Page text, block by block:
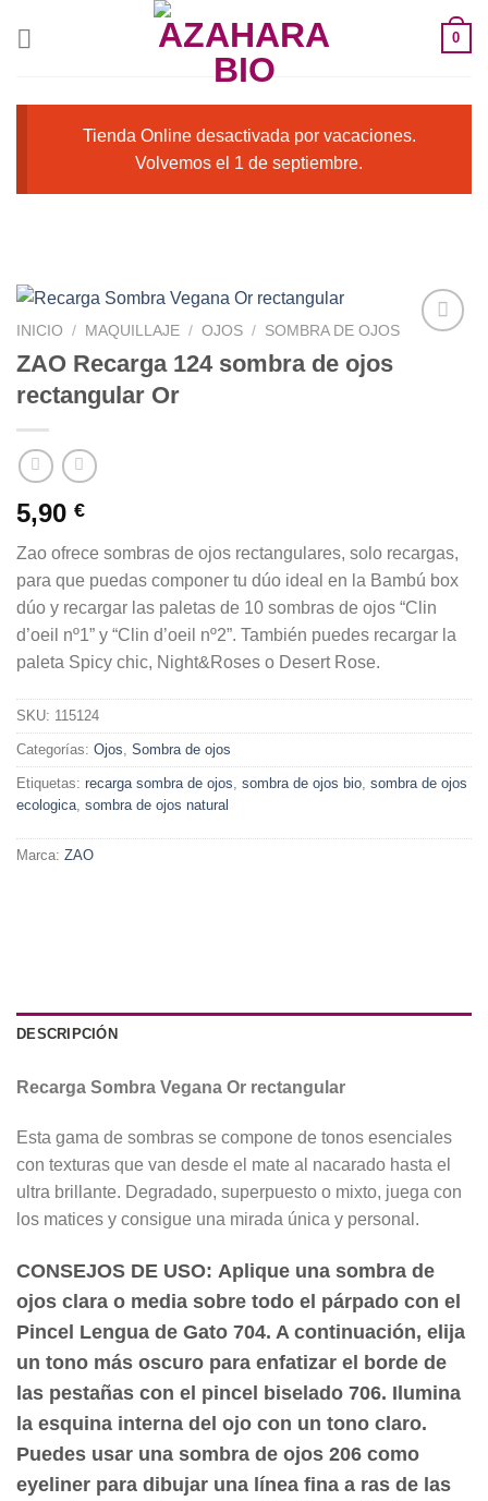
0
Tienda Online desactivada por vacaciones.
Volvemos el 1 de septiembre.
INICIO / MAQUILLAJE / OJOS / SOMBRA DE OJOS
ZAO Recarga 124 sombra de ojos
rectangular Or
5,90 €
Zao ofrece sombras de ojos rectangulares, solo recargas,
para que puedas componer tu dúo ideal en la Bambú box
dúo y recargar las paletas de 10 sombras de ojos “Clin
d’oeil nº1” y “Clin d’oeil nº2”. También puedes recargar la
paleta Spicy chic, Night&Roses o Desert Rose.
SKU: 115124
Categorías: Ojos, Sombra de ojos
Etiquetas: recarga sombra de ojos, sombra de ojos bio, sombra de ojos
ecologica, sombra de ojos natural
Marca: ZAO
DESCRIPCIÓN
Recarga Sombra Vegana Or rectangular
Esta gama de sombras se compone de tonos esenciales
con texturas que van desde el mate al nacarado hasta el
ultra brillante. Degradado, superpuesto o mixto, juega con
los matices y consigue una mirada única y personal.
CONSEJOS DE USO: Aplique una sombra de
ojos clara o media sobre todo el párpado con el
Pincel Lengua de Gato 704. A continuación, elija
un tono más oscuro para enfatizar el borde de
las pestañas con el pincel biselado 706. Ilumina
la esquina interna del ojo con un tono claro.
Puedes usar una sombra de ojos 206 como
eyeliner para dibujar una línea fina a ras de las